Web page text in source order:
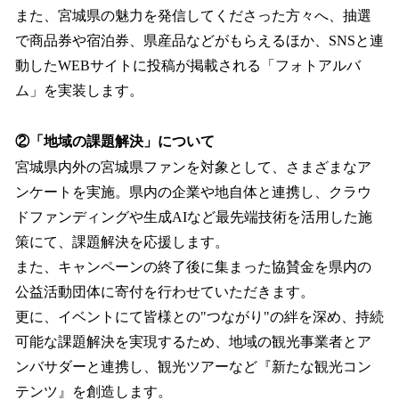
また、宮城県の魅力を発信してくださった方々へ、抽選
で商品券や宿泊券、県産品などがもらえるほか、SNSと連
動したWEBサイトに投稿が掲載される「フォトアルバ
ム」を実装します。
②「地域の課題解決」について
宮城県内外の宮城県ファンを対象として、さまざまなア
ンケートを実施。県内の企業や地自体と連携し、クラウ
ドファンディングや生成AIなど最先端技術を活用した施
策にて、課題解決を応援します。
また、キャンペーンの終了後に集まった協賛金を県内の
公益活動団体に寄付を行わせていただきます。
更に、イベントにて皆様との"つながり"の絆を深め、持続
可能な課題解決を実現するため、地域の観光事業者とア
ンバサダーと連携し、観光ツアーなど『新たな観光コン
テンツ』を創造します。